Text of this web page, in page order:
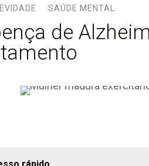
SAÚDE MENTAL
de